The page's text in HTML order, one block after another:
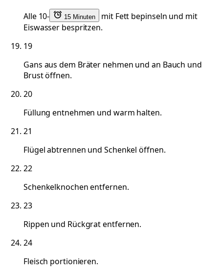
Alle 10-
15 Minuten
mit Fett bepinseln und mit
Eiswasser bespritzen.
19
Gans aus dem Bräter nehmen und an Bauch und
Brust öffnen.
20
Füllung entnehmen und warm halten.
21
Flügel abtrennen und Schenkel öffnen.
22
Schenkelknochen entfernen.
23
Rippen und Rückgrat entfernen.
24
Fleisch portionieren.